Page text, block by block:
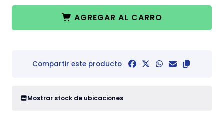
AGREGAR AL CARRO
Compartir este producto
Mostrar stock de ubicaciones